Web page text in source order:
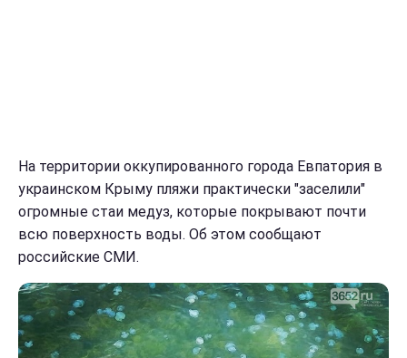
На территории оккупированного города Евпатория в
украинском Крыму пляжи практически "заселили"
огромные стаи медуз, которые покрывают почти
всю поверхность воды. Об этом сообщают
российские СМИ.